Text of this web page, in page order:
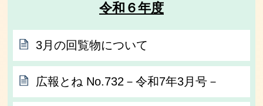
令和６年度
3月の回覧物について
広報とね No.732－令和7年3月号－